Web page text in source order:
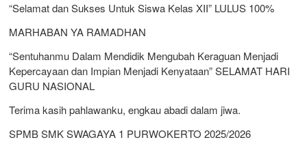
“Selamat dan Sukses Untuk Siswa Kelas XII” LULUS 100%
MARHABAN YA RAMADHAN
“Sentuhanmu Dalam Mendidik Mengubah Keraguan Menjadi
Kepercayaan dan Impian Menjadi Kenyataan” SELAMAT HARI
GURU NASIONAL
Terima kasih pahlawanku, engkau abadi dalam jiwa.
SPMB SMK SWAGAYA 1 PURWOKERTO 2025/2026